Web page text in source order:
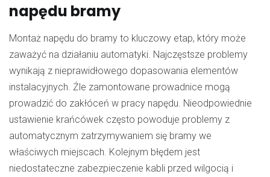
napędu bramy
Montaż napędu do bramy to kluczowy etap, który może
zaważyć na działaniu automatyki. Najczęstsze problemy
wynikają z nieprawidłowego dopasowania elementów
instalacyjnych. Źle zamontowane prowadnice mogą
prowadzić do zakłóceń w pracy napędu. Nieodpowiednie
ustawienie krańcówek często powoduje problemy z
automatycznym zatrzymywaniem się bramy we
właściwych miejscach. Kolejnym błędem jest
niedostateczne zabezpieczenie kabli przed wilgocią i